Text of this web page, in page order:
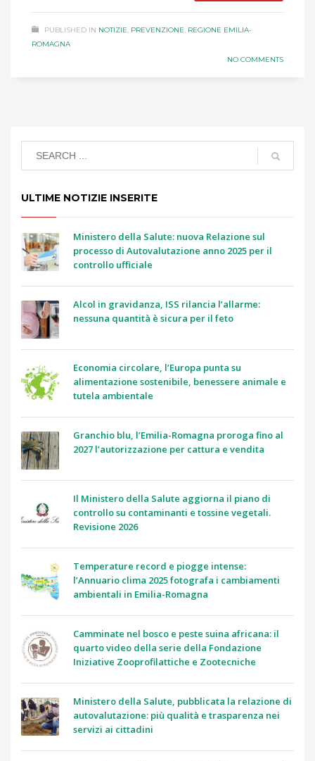
PUBLISHED IN NOTIZIE, PREVENZIONE, REGIONE EMILIA-
ROMAGNA
NO COMMENTS
ULTIME NOTIZIE INSERITE
Ministero della Salute: nuova Relazione sul
processo di Autovalutazione anno 2025 per il
controllo ufficiale
Alcol in gravidanza, ISS rilancia l’allarme:
nessuna quantità è sicura per il feto
Economia circolare, l’Europa punta su
alimentazione sostenibile, benessere animale e
tutela ambientale
Granchio blu, l’Emilia-Romagna proroga fino al
2027 l’autorizzazione per cattura e vendita
Il Ministero della Salute aggiorna il piano di
controllo su contaminanti e tossine vegetali.
Revisione 2026
Temperature record e piogge intense:
l’Annuario clima 2025 fotografa i cambiamenti
ambientali in Emilia-Romagna
Camminate nel bosco e peste suina africana: il
quarto video della serie della Fondazione
Iniziative Zooprofilattiche e Zootecniche
Ministero della Salute, pubblicata la relazione di
autovalutazione: più qualità e trasparenza nei
servizi ai cittadini